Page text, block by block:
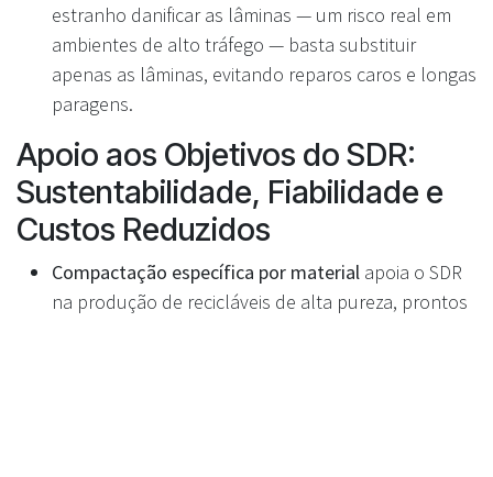
estranho danificar as lâminas — um risco real em
ambientes de alto tráfego — basta substituir
apenas as lâminas, evitando reparos caros e longas
paragens.
Apoio aos Objetivos do SDR:
Sustentabilidade, Fiabilidade e
Custos Reduzidos
Compactação específica por material apoia o SDR
na produção de recicláveis de alta pureza, prontos